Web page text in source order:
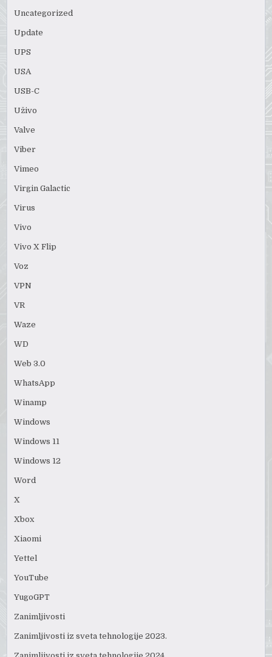
Uncategorized
Update
UPS
USA
USB-C
Uživo
Valve
Viber
Vimeo
Virgin Galactic
Virus
Vivo
Vivo X Flip
Voz
VPN
VR
Waze
WD
Web 3.0
WhatsApp
Winamp
Windows
Windows 11
Windows 12
Word
X
Xbox
Xiaomi
Yettel
YouTube
YugoGPT
Zanimljivosti
Zanimljivosti iz sveta tehnologije 2023.